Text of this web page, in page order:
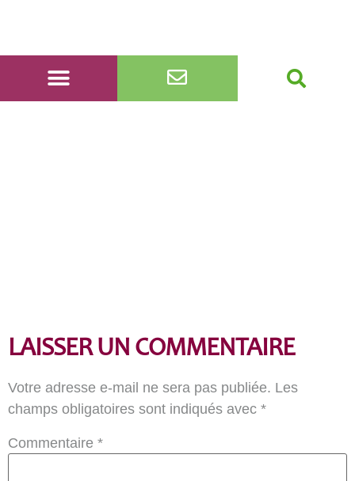
LAISSER UN COMMENTAIRE
Votre adresse e-mail ne sera pas publiée. Les
champs obligatoires sont indiqués avec *
Commentaire *